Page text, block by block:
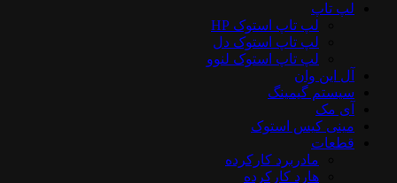
لپ تاپ
لپ تاپ استوک HP
لپ تاپ استوک دل
لپ تاپ استوک لنوو
آل این وان
سیستم گیمینگ
آی مک
مینی کیس استوک
قطعات
مادربرد کارکرده
هارد کارکرده